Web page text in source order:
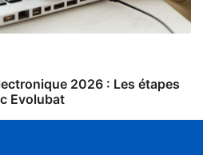
2026 : Les étapes
Evolubat